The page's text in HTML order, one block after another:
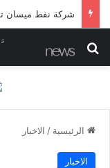
بحث عن
الرئيسية / الاخبار
الاخبار